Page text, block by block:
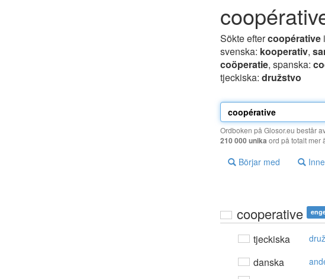
Sökte eftercoopérative
svenska: kooperativ,
coöperatie, spanska:
tjeckiska: družstvo
Ordboken på Glosor.eu består
210 000 unika ord på totalt mer
Börjar med
cooperative
tjeckiska
danska